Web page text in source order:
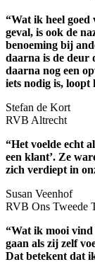
“Wat ik heel
geval, is ook
benoeming
daarna is de
daarna nog
iets nodig is,
Stefan de Kort
RVB Altrecht
en